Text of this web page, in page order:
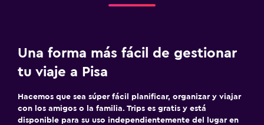
Una forma más fácil de gestionar
tu viaje a Pisa
Hacemos que sea súper fácil planificar, organizar y viajar
con los amigos o la familia. Trips es gratis y está
disponible para su uso independientemente del lugar en